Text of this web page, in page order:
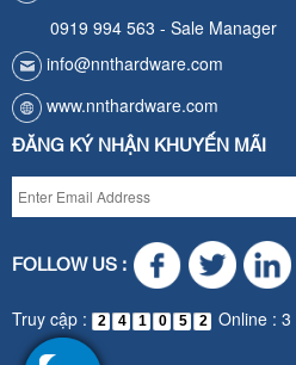
0919 994 563 - Sale Manager
info@nnthardware.com
www.nnthardware.com
ĐĂNG KÝ NHẬN KHUYẾN MÃI
FOLLOW US :
Truy cập : 2 4 1 0 5 2 Online : 3